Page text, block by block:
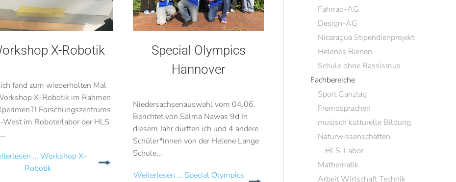
X-Robotik
fand zum wiederholten Mal
X-Robotik im Rahmen
Forschungszentrums
West im Roboterlabor der HLS
… Workshop X-
Robotik
Special Olympics
Hannover
Niedersachsenauswahl vom 04.06.
Berichtet von Salma Nawas 9d In
diesem Jahr durften ich und 4 andere
Schüler*innen von der Helene Lange
Schule...
Weiterlesen … Special Olympics
Fahrrad-AG
Design-AG
Nicaragua Stipendienprojekt
Helenes Bienen
Schule ohne Rassismus
Fachbereiche
Sport Ganztag
Fremdsprachen
musisch kulturelle Bildung
Naturwissenschaften
HLS-Labor
Mathematik
Arbeit Wirtschaft Technik